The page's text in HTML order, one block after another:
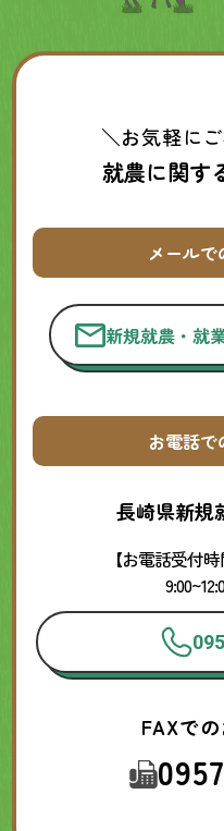
＼お気軽に
就農に関す
メール
新規就農・就
お電話
長崎県新規
【お電話受付
FAXで